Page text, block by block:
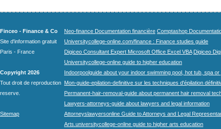
Finceo - Finance & Co
Site d'information gratuit
Paris - France
Copyright 2026
Tout droit de reproduction
reserve.
Sitemap
Neo-finance Documentation financière Comptashop
Universitycollege-online.com/finance : Finance studies guide
Digiceo Consultant Expert Microsoft Office Excel VBA Digiceo
Universitycollege-online guide to higher education
Indoorpoolguide about your indoor swimming pool, hot tub, spa
Mon-guide-epilation-definitive sur les techniques d'épilation
Permanent-hair-removal-guide about permanent hair removal
Lawyers-attorneys-guide about lawyers and legal information
Attorneyslawyersonline Guide to Attorneys and Legal
Arts.universitycollege-online guide to higher arts education